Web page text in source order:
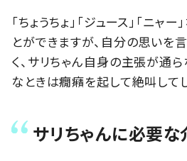
「ちょうちょ」「ジュース」「ニャ
とができますが、自分の思いを
く、サリちゃん自身の主張が通
なときは癇癪を起して絶叫して
サリちゃんに必要な